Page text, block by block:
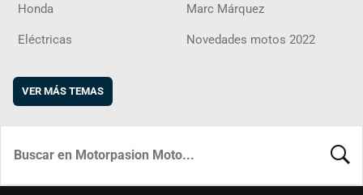
Honda Marc Márquez
Eléctricas Novedades motos 2022
VER MÁS TEMAS